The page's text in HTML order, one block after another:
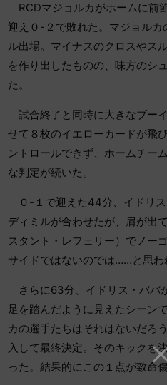
RCDマジョルカがホームに前
迎え０-２で敗れた。マジョル
ル出場。マイナスのクロスやス
を作り出したものの、味方のシ
た。
試合終了と同時に大きなブー
せて８枚のイエローカードが飛
ントロールできず、ホームチー
な判定が続いた。
０-１で迎えた44分、イドリ
ディミルが合わせたが、肩が出
スタント・レフェリー）でノー
サイドではないのでは……と思わ
さらに63分、イドリス・ババ
足を踏んだように見えたシーン
カの選手たちはそれはないだろ
入して最終決定。そのキックを
った。結果的にこの１点が致命傷